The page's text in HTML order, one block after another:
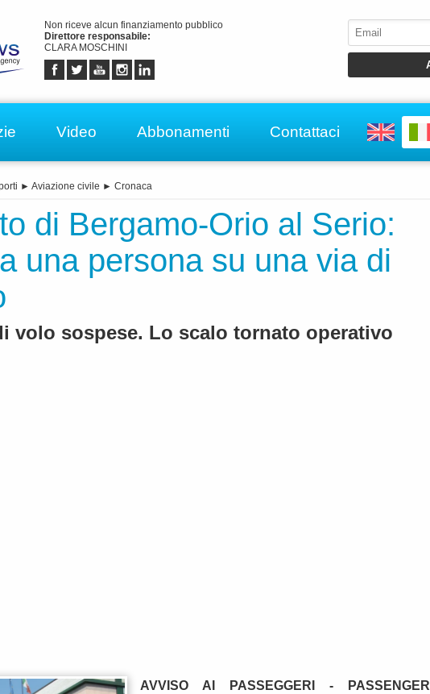
Non riceve alcun finanziamento pubblico
Direttore responsabile:
CLARA MOSCHINI
Video Abbonamenti Contattaci
► Aviazione civile ► Cronaca
di Bergamo-Orio al Serio:
una persona su una via di
volo sospese. Lo scalo tornato operativo
AVVISO AI PASSEGGERI - PASSENGER